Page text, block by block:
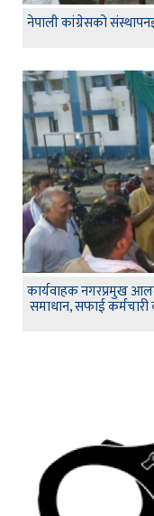
नेपाली कांग्रेसको
कार्यवाहक नगरप्रमुख
समाधान, सफाई